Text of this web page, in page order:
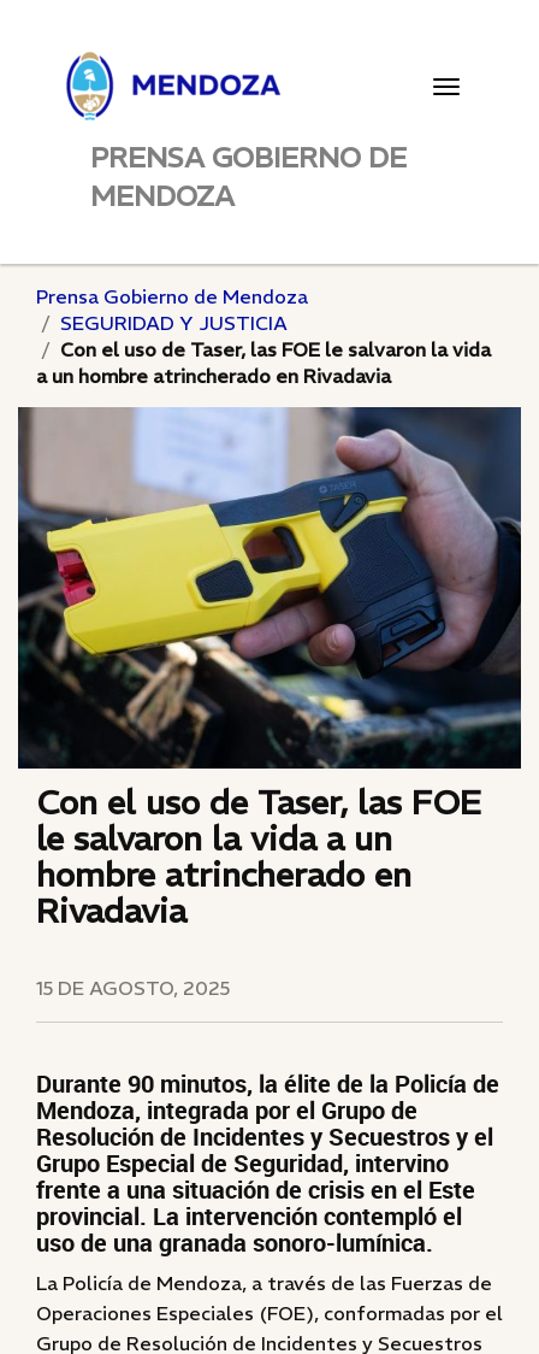
Toggle
PRENSA GOBIERNO DE
MENDOZA
Prensa Gobierno de Mendoza
SEGURIDAD Y JUSTICIA
Con el uso de Taser, las FOE le salvaron la vida
a un hombre atrincherado en Rivadavia
Con el uso de Taser, las FOE
le salvaron la vida a un
hombre atrincherado en
Rivadavia
15 DE AGOSTO, 2025
Durante 90 minutos, la élite de la Policía de
Mendoza, integrada por el Grupo de
Resolución de Incidentes y Secuestros y el
Grupo Especial de Seguridad, intervino
frente a una situación de crisis en el Este
provincial. La intervención contempló el
uso de una granada sonoro-lumínica.
La Policía de Mendoza, a través de las Fuerzas de
Operaciones Especiales (FOE), conformadas por el
Grupo de Resolución de Incidentes y Secuestros